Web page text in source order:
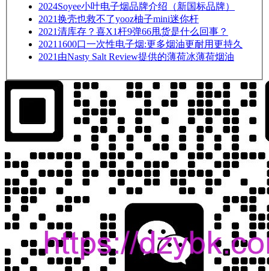
2024Soyee小叶电子烟品牌介绍（新国标品牌）
2021换壳也救不了yooz柚子mini迷你杆
2021清库存？喜X1杆9弹66甩货是什么回事？
2021 1600口一次性电子烟:更多烟油更耐用更持久
2021 由Nasty Salt Review提供的薄荷冰薄荷烟油